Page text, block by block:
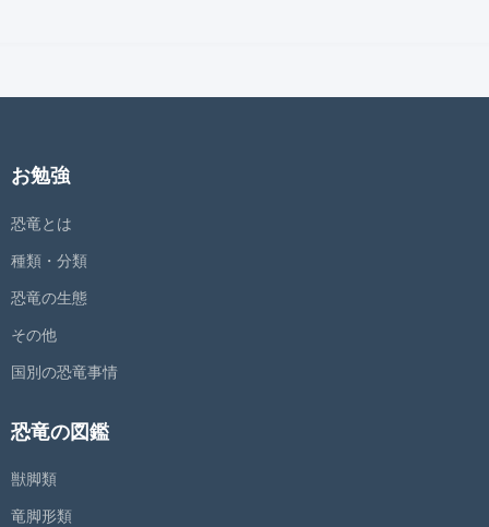
お勉強
恐竜とは
種類・分類
恐竜の生態
その他
国別の恐竜事情
恐竜の図鑑
獣脚類
竜脚形類